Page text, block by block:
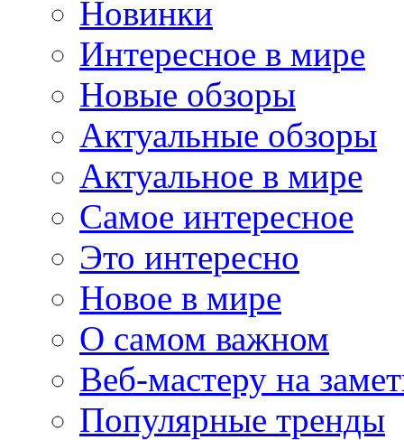
Новинки
Интересное в мире
Новые обзоры
Актуальные обзоры
Актуальное в мире
Самое интересное
Это интересно
Новое в мире
О самом важном
Веб-мастеру на
Популярные тренды